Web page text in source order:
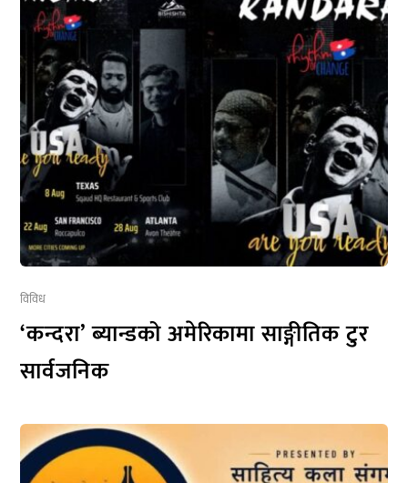
विविध
‘कन्दरा’ ब्यान्डको अमेरिकामा साङ्गीतिक टुर
सार्वजनिक